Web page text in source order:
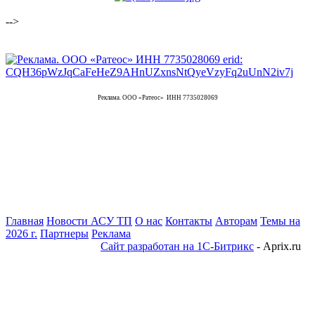
-->
Реклама. ООО «Ратеос» ИНН 7735028069
Главная Новости АСУ ТП О нас Контакты Авторам Темы на
2026 г. Партнеры Реклама
Сайт разработан на 1С-Битрикс - Aprix.ru